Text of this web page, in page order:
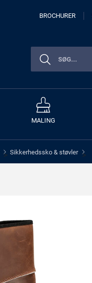
BROCHURER
MALING
> Sikkerhedssko & støvler >